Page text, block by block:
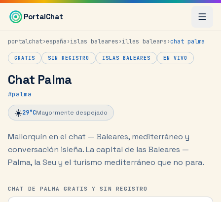
Saltar al contenido principal
PortalChat
portalchat›españa›islas baleares›illes balears›chat palma
GRATIS SIN REGISTRO ISLAS BALEARES EN VIVO
Chat Palma
#palma
☀️29°CMayormente despejado
Mallorquín en el chat — Baleares, mediterráneo y
conversación isleña.La capital de las Baleares —
Palma, la Seu y el turismo mediterráneo que no para.
CHAT DE PALMA GRATIS Y SIN REGISTRO